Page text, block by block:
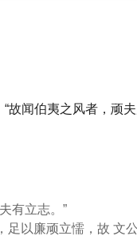
闻伯夷之风者，顽
有立志。”
以廉顽立懦，故 文